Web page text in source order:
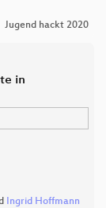
Jugend hackt 2020
in
Ingrid Hoffmann